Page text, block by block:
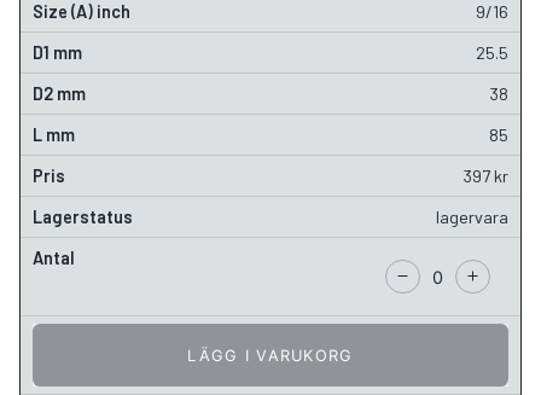
9/16
25.5
38
85
397 kr
lagervara
LÄGG I VARUKORG